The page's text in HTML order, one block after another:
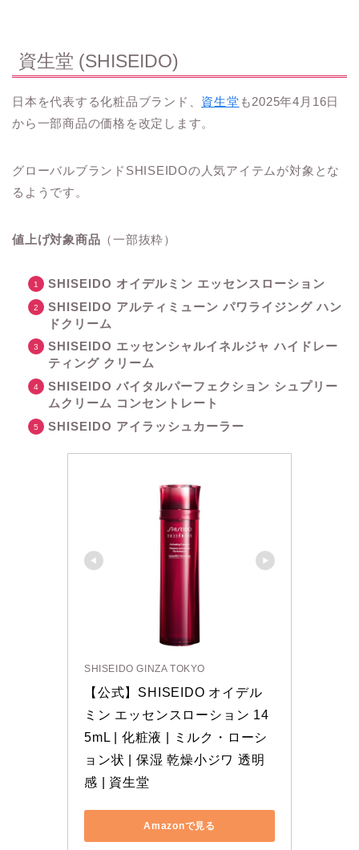
資生堂 (SHISEIDO)
日本を代表する化粧品ブランド、 資生堂 も2025年4月16日
から一部商品の価格を改定します。
グローバルブランドSHISEIDOの人気アイテムが対象とな
るようです。
値上げ対象商品 （一部抜粋）
SHISEIDO オイデルミン エッセンスローション
SHISEIDO アルティミューン パワライジング ハン
ドクリーム
SHISEIDO エッセンシャルイネルジャ ハイドレー
ティング クリーム
SHISEIDO バイタルパーフェクション シュプリー
ムクリーム コンセントレート
SHISEIDO アイラッシュカーラー
SHISEIDO GINZA TOKYO
【公式】SHISEIDO オイデル
ミン エッセンスローション 14
5mL | 化粧液 | ミルク・ローシ
ョン状 | 保湿 乾燥小ジワ 透明
感 | 資生堂
Amazonで見る